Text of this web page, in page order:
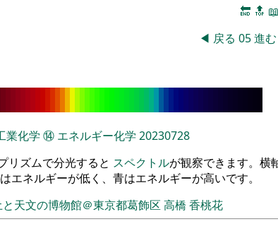
🔚 🔝 📖
◀ 戻る 05進む
業化学 ⑭ エネルギー化学 20230728
リズムで分光すると スペクトルが観察できます。横
エネルギーが低く、青はエネルギーが高いです。
天文の博物館＠東京都葛飾区 高橋 香桃花